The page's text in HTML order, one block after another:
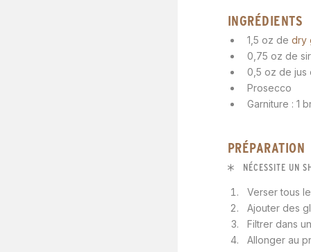
INGRÉDIENTS
1,5 oz de dry
0,75 oz de
0,5 oz de jus
Prosecco
Garniture : 1
PRÉPARATION
NÉCESSITE UN
Verser tous
Ajouter des
Filtrer dans
Allonger au